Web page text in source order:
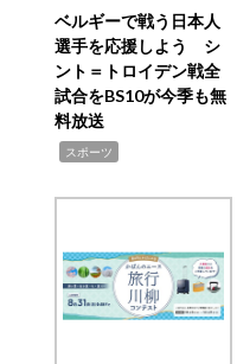
ベルギーで戦う日本人
選手を応援しよう シ
ント＝トロイデン戦全
試合をBS10が今季も無
料放送
スポーツ